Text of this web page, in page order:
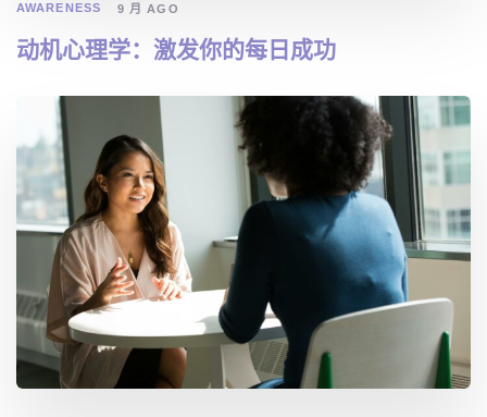
AWARENESS 9 月 AGO
动机心理学：激发你的每日成功